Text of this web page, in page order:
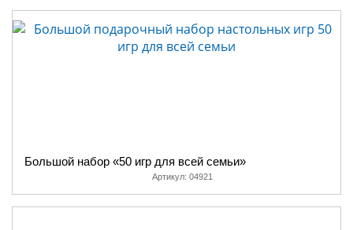
Большой набор «50 игр для всей семьи»
Артикул: 04921